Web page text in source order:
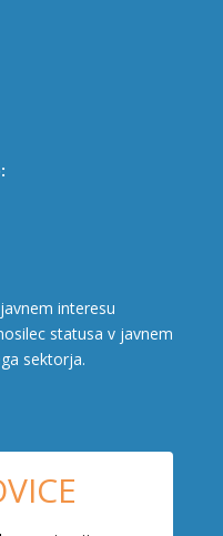
interesu
statusa v javnem
sektorja.